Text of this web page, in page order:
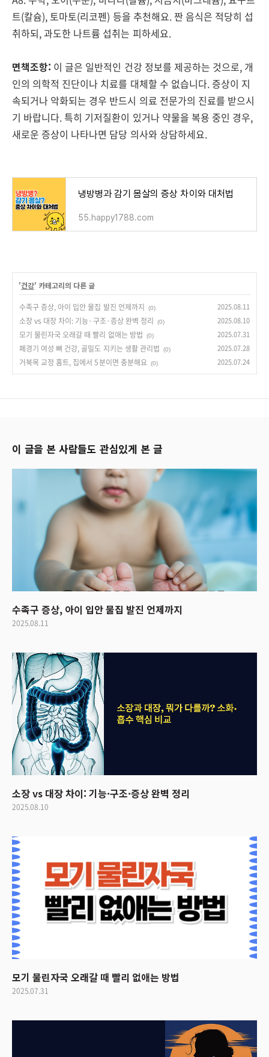
트(칼슘), 토마토(리코펜) 등을 추천해요. 짠 음식은 적당히 섭
취하되, 과도한 나트륨 섭취는 피하세요.
면책조항: 이 글은 일반적인 건강 정보를 제공하는 것으로, 개
인의 의학적 진단이나 치료를 대체할 수 없습니다. 증상이 지
속되거나 악화되는 경우 반드시 의료 전문가의 진료를 받으시
기 바랍니다. 특히 기저질환이 있거나 약물을 복용 중인 경우,
새로운 증상이 나타나면 담당 의사와 상담하세요.
냉방병과 감기 몸살의 증상 차이와 대처법
55.happy1788.com
'건강' 카테고리의 다른 글
수족구 증상, 아이 입안 물집 발진 언제까지 (0) 2025.08.11
소장 vs 대장 차이: 기능·구조·증상 완벽 정리 (0) 2025.08.10
모기 물린자국 오래갈 때 빨리 없애는 방법 (0) 2025.07.31
폐경기 여성 뼈 건강, 골밀도 지키는 생활 관리법 (0) 2025.07.28
거북목 교정 홈트, 집에서 5분이면 충분해요 (0) 2025.07.24
이 글을 본 사람들도 관심있게 본 글
수족구 증상, 아이 입안 물집 발진 언제까지
2025.08.11
소장 vs 대장 차이: 기능·구조·증상 완벽 정리
2025.08.10
모기 물린자국 오래갈 때 빨리 없애는 방법
2025.07.31